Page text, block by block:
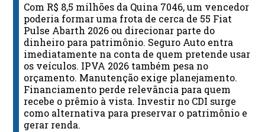
Com R$ 8,5 milhões da Quina 7046, um vencedor
poderia formar uma frota de cerca de 55 Fiat
Pulse Abarth 2026 ou direcionar parte do
dinheiro para patrimônio. Seguro Auto entra
imediatamente na conta de quem pretende usar
os veículos. IPVA 2026 também pesa no
orçamento. Manutenção exige planejamento.
Financiamento perde relevância para quem
recebe o prêmio à vista. Investir no CDI surge
como alternativa para preservar o patrimônio e
gerar renda.